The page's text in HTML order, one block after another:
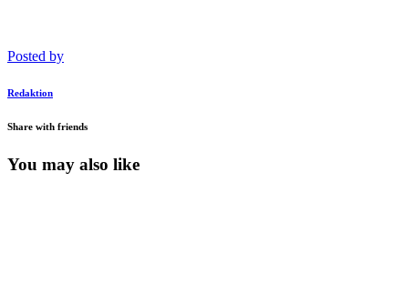
Posted by
Redaktion
Share with friends
You may also like